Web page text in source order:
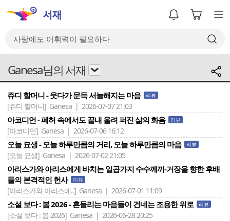
Ganesa님의 서재
쥬디 할머니 - 웃다가 문득 서늘해지는 마음 리뷰
[쥬디 할머니] Ganesa | 2026-07-07 21:03
아코디언 - 폐허 속에서도 끝내 울려 퍼진 삶의 화음 리뷰
[아코디언] Ganesa | 2026-07-06 16:12
오늘 묘생 - 오늘 하루만큼의 거리, 오늘 하루만큼의 마음 리뷰
[오늘 묘생] Ganesa | 2026-07-02 21:05
아리스가와 아리스에게 바치는 일곱가지 수수께끼-거장을 향한 후배
들의 본격적인 헌사
리뷰
[아리스가와 아리스에..] Ganesa | 2026-07-01 11:09
소설 보다 : 봄 2026 - 흔들리는 마음들이 건네는 조용한 위로 리뷰
[소설 보다 : 봄 2026] Ganesa | 2026-06-28 20:25